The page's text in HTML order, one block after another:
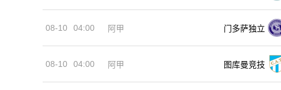
08-10 04:00 阿甲 门多萨独立
08-10 04:00 阿甲 图库曼竞技